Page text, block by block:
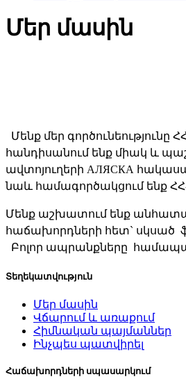
Մեր մասին
Մենք մեր գործունեությունը
հանդիսանում ենք միակ և
ավտոյուղերի АЛЯСКА
նաև համագործակցում ենք ՀՀ
Մենք աշխատում ենք
հաճախորդների հետ` սկսած
Բոլոր ապրանքները
Տեղեկատվություն
Մեր մասին
Վճարում և առաքում
Հիմնական պայմաններ
Ինչպես պատվիրել
Հաճախորդների սպասարկում